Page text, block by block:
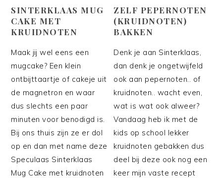
SINTERKLAAS MUG
CAKE MET
KRUIDNOTEN
Maak jij wel eens een
mugcake? Een klein
ontbijttaartje of cakeje uit
de magnetron en waar
dus slechts een paar
minuten voor benodigd is.
Bij ons thuis zijn ze er dol
op en dan met name deze
Speculaas Sinterklaas
Mug Cake met kruidnoten
ZELF PEPERNOTEN
(KRUIDNOTEN)
BAKKEN
Denk je aan Sinterklaas,
dan denk je ongetwijfeld
ook aan pepernoten.. of
kruidnoten.. wacht even,
wat is wat ook alweer?
Vandaag heb ik met de
kids op school lekker
kruidnoten gebakken dus
deel bij deze ook nog een
keer mijn vaste recept